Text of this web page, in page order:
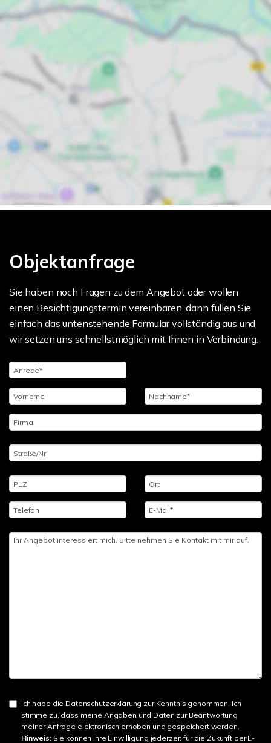
Objektanfrage
Sie haben noch Fragen zu dem Angebot oder wollen
einen Besichtigungstermin vereinbaren, dann füllen Sie
einfach das untenstehende Formular vollständig aus und
wir setzen uns schnellstmöglich mit Ihnen in Verbindung.
Ich habe die Datenschutzerklärung zur Kenntnis genommen. Ich
stimme zu, dass meine Angaben und Daten zur Beantwortung
meiner Anfrage elektronisch erhoben und gespeichert werden.
Hinweis: Sie können Ihre Einwilligung jederzeit für die Zukunft per E-